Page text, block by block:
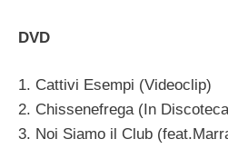
DVD
1. Cattivi Esempi (Videoclip)
2. Chissenefrega (In
3. Noi Siamo il Club